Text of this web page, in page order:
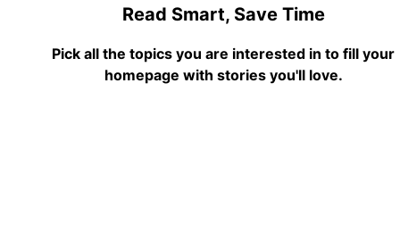
Read Smart, Save Time
Pick all the topics you are interested in to fill your
homepage with stories you'll love.